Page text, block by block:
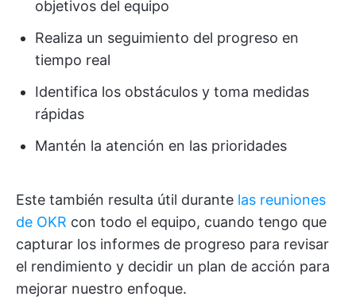
objetivos del equipo
Realiza un seguimiento del progreso en
tiempo real
Identifica los obstáculos y toma medidas
rápidas
Mantén la atención en las prioridades
Este también resulta útil durante las reuniones
de OKR con todo el equipo, cuando tengo que
capturar los informes de progreso para revisar
el rendimiento y decidir un plan de acción para
mejorar nuestro enfoque.